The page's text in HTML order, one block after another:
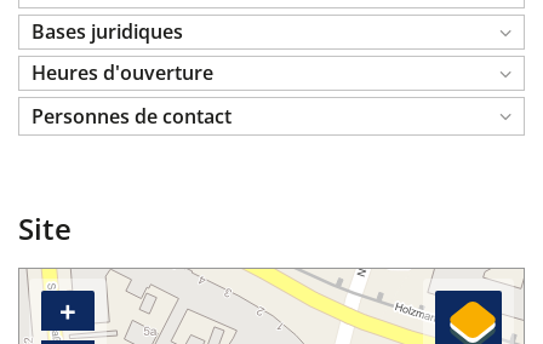
Bases juridiques
Heures d'ouverture
Personnes de contact
Site
+